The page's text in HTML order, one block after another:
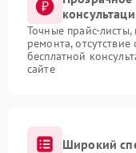
Точные прайс-
ремонта,
бесплатной
сайте
Широкий